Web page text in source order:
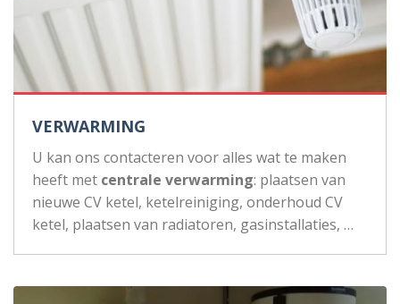
VERWARMING
U kan ons contacteren voor alles wat te maken
heeft met centrale verwarming: plaatsen van
nieuwe CV ketel, ketelreiniging, onderhoud CV
ketel, plaatsen van radiatoren, gasinstallaties, …